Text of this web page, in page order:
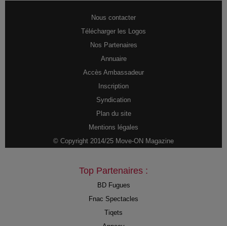
Nous contacter
Télécharger les Logos
Nos Partenaires
Annuaire
Accès Ambassadeur
Inscription
Syndication
Plan du site
Mentions légales
© Copyright 2014/25 Move-ON Magazine
Top Partenaires :
BD Fugues
Fnac Spectacles
Tiqets